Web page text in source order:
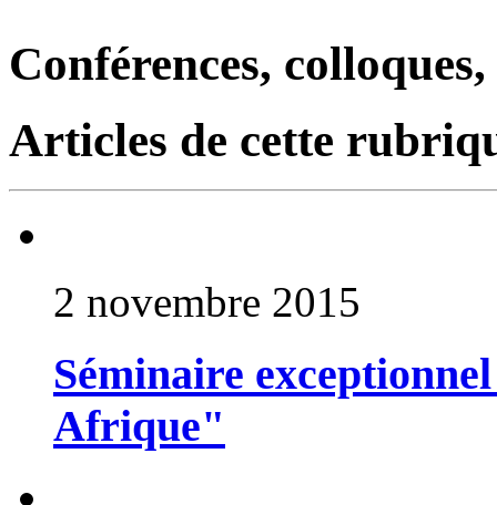
Conférences,
Articles de cette
2 novembre 2015
Séminaire
Afrique"